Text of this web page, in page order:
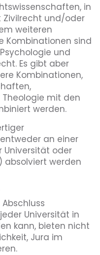
in
Zivilrecht und/oder
weiteren
Kombinationen sind
und
Es gibt aber
Kombinationen,
mit den
werden.
an einer
Universität oder
absolviert werden
Universität in
kann, bieten nicht
Jura im